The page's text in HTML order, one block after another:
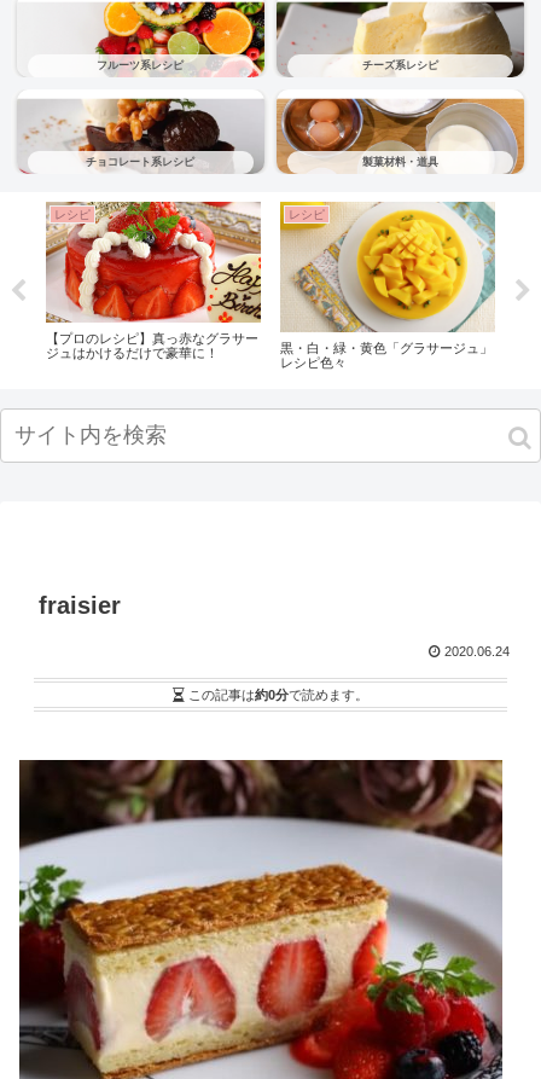
フルーツ系レシピ チーズ系レシピ
チョコレート系レシピ 製菓材料・道具
レシピ
【プロのレシピ】真っ赤なグラサー
ジュはかけるだけで豪華に！
レシピ
黒・白・緑・黄色「グラサージュ」
レシピ色々
fraisier
2020.06.24
この記事は約0分で読めます。